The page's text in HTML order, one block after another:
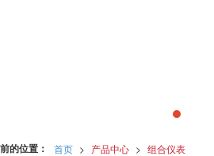
的位置： 首页 > 产品中心 > 组合仪表